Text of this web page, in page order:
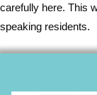
carefully here. This
speaking residents.